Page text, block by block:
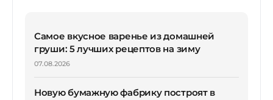
Самое вкусное варенье из домашней
груши: 5 лучших рецептов на зиму
07.08.2026
Новую бумажную фабрику построят в